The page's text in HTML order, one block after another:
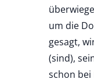
um die
gesagt,
(sind),
schon bei